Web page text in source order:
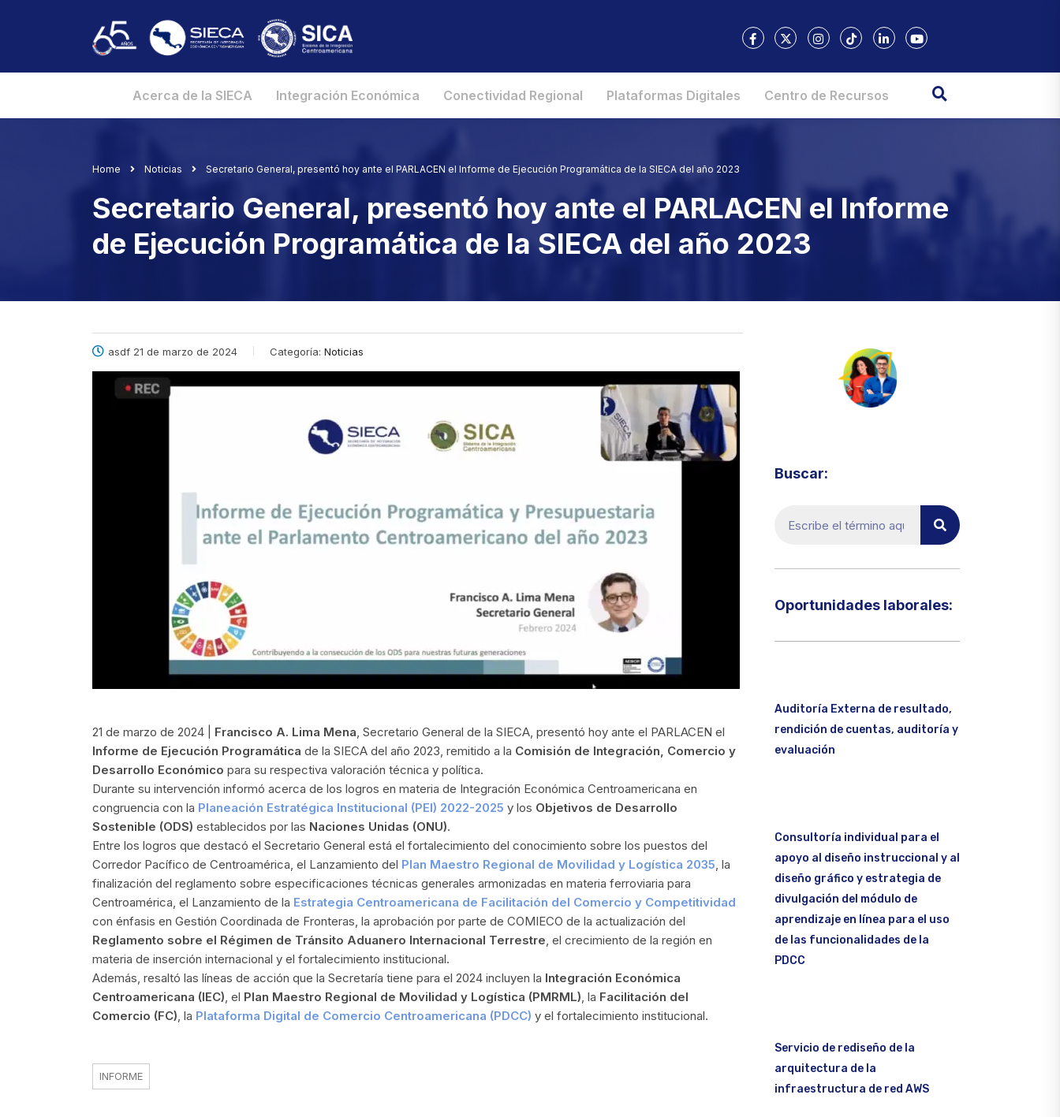
Acerca de la SIECA Integración Económica Conectividad Regional Plataformas Digitales Centro de Recursos
Home Noticias Secretario General, presentó hoy ante el PARLACEN el Informe de Ejecución Programática de la SIECA del año 2023
Secretario General, presentó hoy ante el PARLACEN el Informe
de Ejecución Programática de la SIECA del año 2023
asdf 21 de marzo de 2024 Categoría: Noticias
21 de marzo de 2024 | Francisco A. Lima Mena, Secretario General de la SIECA, presentó hoy ante el PARLACEN el
Informe de Ejecución Programática de la SIECA del año 2023, remitido a la Comisión de Integración, Comercio y
Desarrollo Económico para su respectiva valoración técnica y política.
Durante su intervención informó acerca de los logros en materia de Integración Económica Centroamericana en
congruencia con la Planeación Estratégica Institucional (PEI) 2022-2025 y los Objetivos de Desarrollo
Sostenible (ODS) establecidos por las Naciones Unidas (ONU).
Entre los logros que destacó el Secretario General está el fortalecimiento del conocimiento sobre los puestos del
Corredor Pacífico de Centroamérica, el Lanzamiento del Plan Maestro Regional de Movilidad y Logística 2035, la
finalización del reglamento sobre especificaciones técnicas generales armonizadas en materia ferroviaria para
Centroamérica, el Lanzamiento de la Estrategia Centroamericana de Facilitación del Comercio y Competitividad
con énfasis en Gestión Coordinada de Fronteras, la aprobación por parte de COMIECO de la actualización del
Reglamento sobre el Régimen de Tránsito Aduanero Internacional Terrestre, el crecimiento de la región en
materia de inserción internacional y el fortalecimiento institucional.
Además, resaltó las líneas de acción que la Secretaría tiene para el 2024 incluyen la Integración Económica
Centroamericana (IEC), el Plan Maestro Regional de Movilidad y Logística (PMRML), la Facilitación del
Comercio (FC), la Plataforma Digital de Comercio Centroamericana (PDCC) y el fortalecimiento institucional.
INFORME
Buscar:
Oportunidades laborales:​
Auditoría Externa de resultado,
rendición de cuentas, auditoría y
evaluación
Consultoría individual para el
apoyo al diseño instruccional y al
diseño gráfico y estrategia de
divulgación del módulo de
aprendizaje en línea para el uso
de las funcionalidades de la
PDCC
Servicio de rediseño de la
arquitectura de la
infraestructura de red AWS